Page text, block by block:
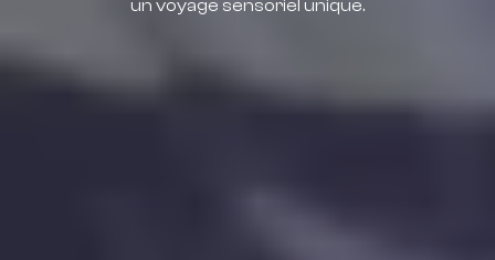
un voyage sensoriel unique.